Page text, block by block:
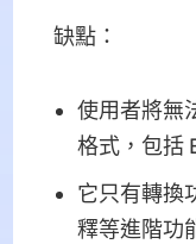
缺點：
使用者將無
格式，包括
它只有轉換
釋等進階功